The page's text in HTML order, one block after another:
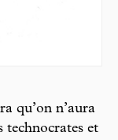
qu’on n’aura
technocrates et